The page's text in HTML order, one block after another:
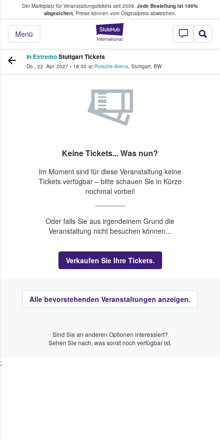
Der Marktplatz für Veranstaltungstickets seit 2009. Jede Bestellung ist 100%
abgesichert.Preise können vom Originalpreis abweichen.
StubHub - Wo
Menü
Tickets kaufen & verkaufen
In ExtremoStuttgart Tickets
Do., 22. Apr. 2027 • 18:30 at Porsche-Arena, Stuttgart, BW
Keine Tickets... Was nun?
Im Moment sind für diese Veranstaltung keine
Tickets verfügbar – bitte schauen Sie in Kürze
nochmal vorbei!
Oder falls Sie aus irgendeinem Grund die
Veranstaltung nicht besuchen können...
Verkaufen Sie Ihre Tickets.
Alle bevorstehenden Veranstaltungen anzeigen.
Sind Sie an anderen Optionen interessiert?
Sehen Sie nach, was sonst noch verfügbar ist.
;